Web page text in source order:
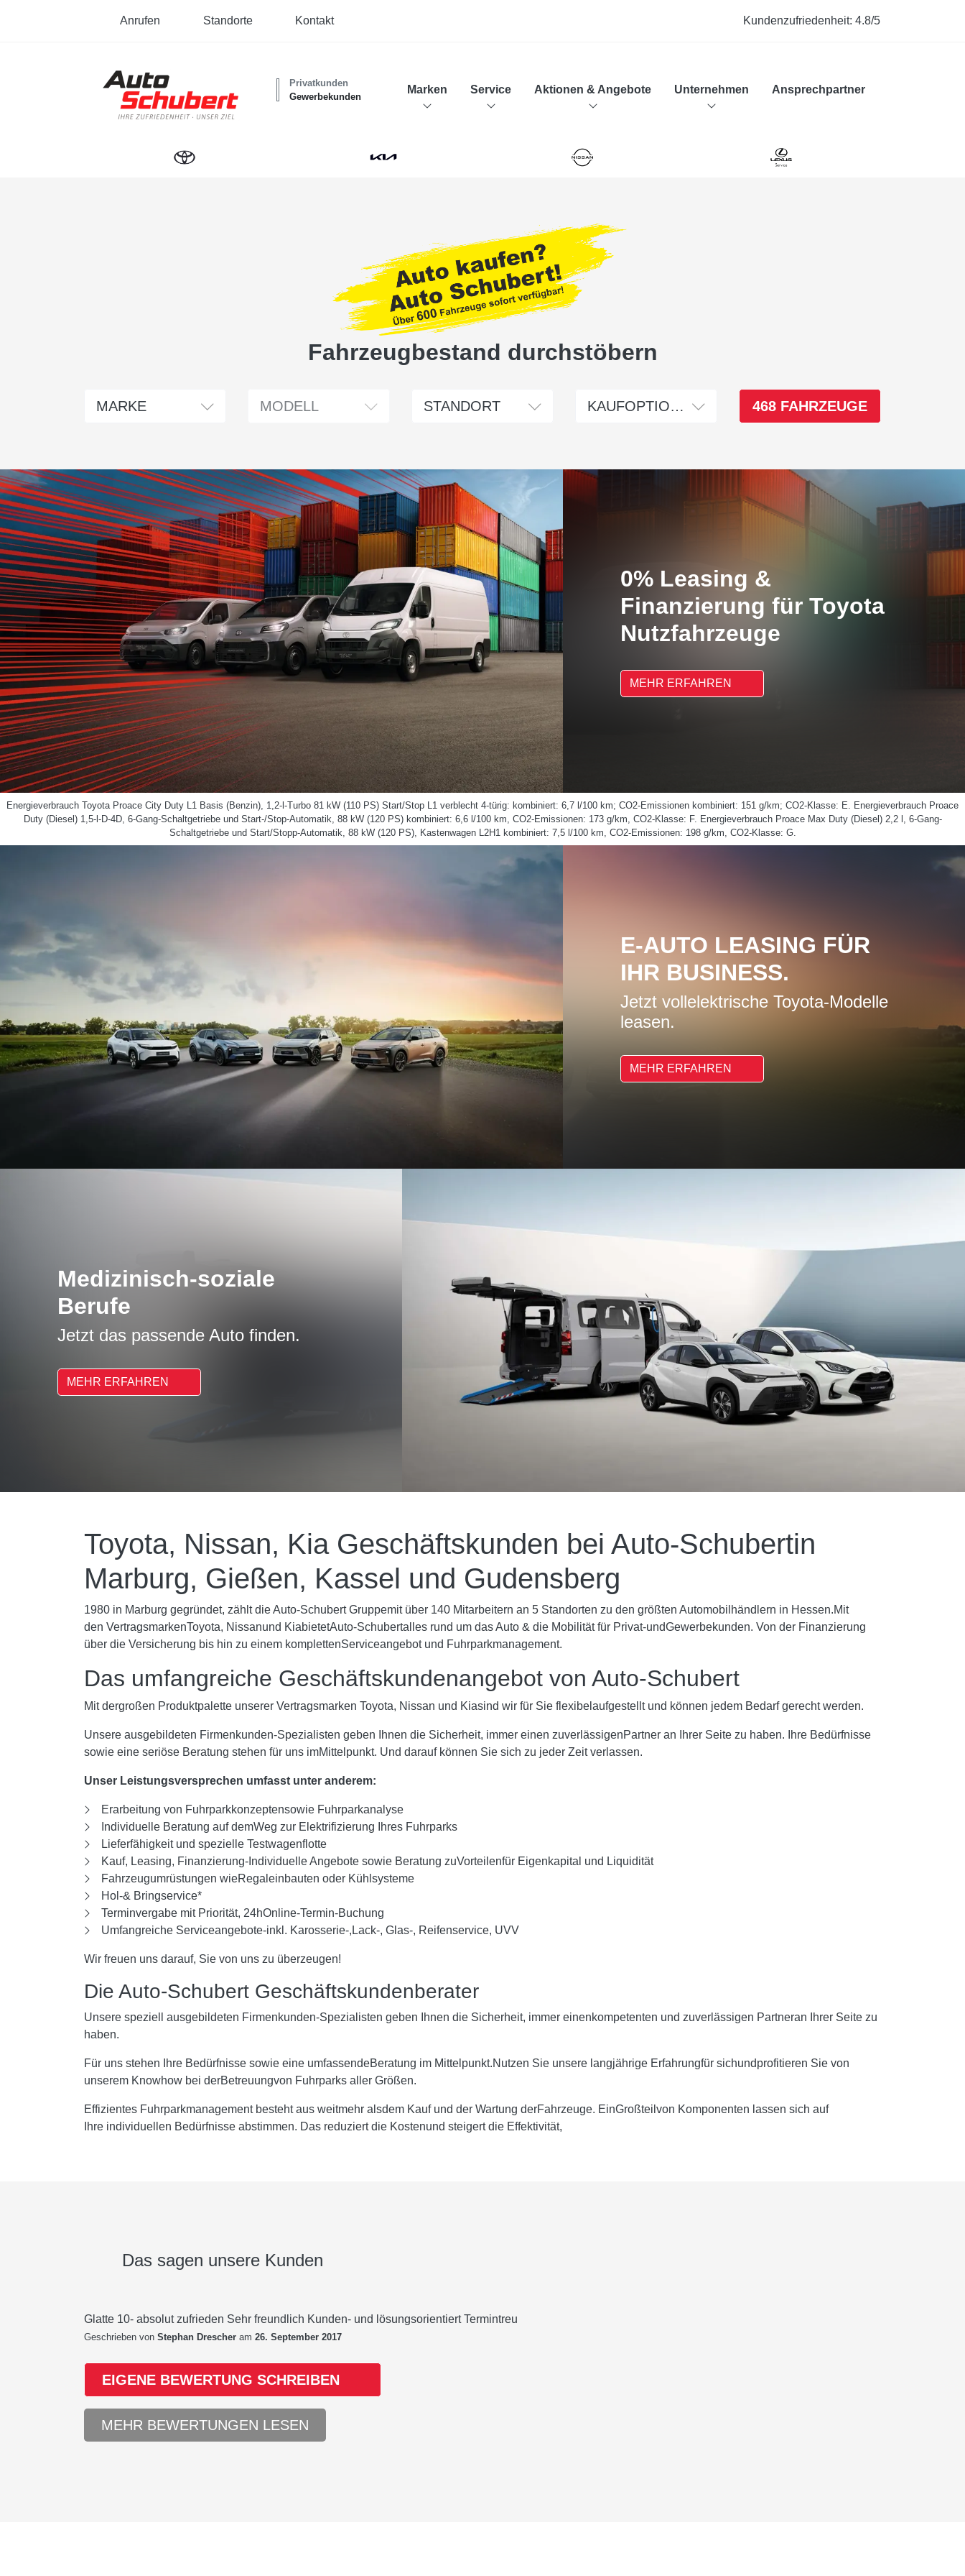
Anrufen Standorte Kontakt Kundenzufriedenheit: 4.8/5
Privatkunden
Gewerbekunden
Marken Service Aktionen & Angebote Unternehmen Ansprechpartner
Fahrzeugbestand durchstöbern
MARKE MODELL STANDORT KAUFOPTIONEN 468 FAHRZEUGE
0% Leasing &
Finanzierung für Toyota
Nutzfahrzeuge
MEHR ERFAHREN
Energieverbrauch Toyota Proace City Duty L1 Basis (Benzin), 1,2-l-Turbo 81 kW (110 PS) Start/Stop L1 verblecht 4-türig: kombiniert: 6,7 l/100 km; CO2-Emissionen kombiniert: 151 g/km; CO2-Klasse: E. Energieverbrauch Proace
Duty (Diesel) 1,5-l-D-4D, 6-Gang-Schaltgetriebe und Start-/Stop-Automatik, 88 kW (120 PS) kombiniert: 6,6 l/100 km, CO2-Emissionen: 173 g/km, CO2-Klasse: F. Energieverbrauch Proace Max Duty (Diesel) 2,2 l, 6-Gang-
Schaltgetriebe und Start/Stopp-Automatik, 88 kW (120 PS), Kastenwagen L2H1 kombiniert: 7,5 l/100 km, CO2-Emissionen: 198 g/km, CO2-Klasse: G.
E-AUTO LEASING FÜR
IHR BUSINESS.
Jetzt vollelektrische Toyota-Modelle
leasen.
MEHR ERFAHREN
Medizinisch-soziale
Berufe
Jetzt das passende Auto finden.
MEHR ERFAHREN
Toyota, Nissan, Kia Geschäftskunden bei Auto-Schubertin
Marburg, Gießen, Kassel und Gudensberg
1980 in Marburg gegründet, zählt die Auto-Schubert Gruppemit über 140 Mitarbeitern an 5 Standorten zu den größten Automobilhändlern in Hessen.Mit
den VertragsmarkenToyota, Nissanund KiabietetAuto-Schubertalles rund um das Auto & die Mobilität für Privat-undGewerbekunden. Von der Finanzierung
über die Versicherung bis hin zu einem komplettenServiceangebot und Fuhrparkmanagement.
Das umfangreiche Geschäftskundenangebot von Auto-Schubert
Mit dergroßen Produktpalette unserer Vertragsmarken Toyota, Nissan und Kiasind wir für Sie flexibelaufgestellt und können jedem Bedarf gerecht werden.
Unsere ausgebildeten Firmenkunden-Spezialisten geben Ihnen die Sicherheit, immer einen zuverlässigenPartner an Ihrer Seite zu haben. Ihre Bedürfnisse
sowie eine seriöse Beratung stehen für uns imMittelpunkt. Und darauf können Sie sich zu jeder Zeit verlassen.
Unser Leistungsversprechen umfasst unter anderem:
Erarbeitung von Fuhrparkkonzeptensowie Fuhrparkanalyse
Individuelle Beratung auf demWeg zur Elektrifizierung Ihres Fuhrparks
Lieferfähigkeit und spezielle Testwagenflotte
Kauf, Leasing, Finanzierung-Individuelle Angebote sowie Beratung zuVorteilenfür Eigenkapital und Liquidität
Fahrzeugumrüstungen wieRegaleinbauten oder Kühlsysteme
Hol-& Bringservice*
Terminvergabe mit Priorität, 24hOnline-Termin-Buchung
Umfangreiche Serviceangebote-inkl. Karosserie-,Lack-, Glas-, Reifenservice, UVV
Wir freuen uns darauf, Sie von uns zu überzeugen!
Die Auto-Schubert Geschäftskundenberater
Unsere speziell ausgebildeten Firmenkunden-Spezialisten geben Ihnen die Sicherheit, immer einenkompetenten und zuverlässigen Partneran Ihrer Seite zu
haben.
Für uns stehen Ihre Bedürfnisse sowie eine umfassendeBeratung im Mittelpunkt.Nutzen Sie unsere langjährige Erfahrungfür sichundprofitieren Sie von
unserem Knowhow bei derBetreuungvon Fuhrparks aller Größen.
Effizientes Fuhrparkmanagement besteht aus weitmehr alsdem Kauf und der Wartung derFahrzeuge. EinGroßteilvon Komponenten lassen sich auf
Ihre individuellen Bedürfnisse abstimmen. Das reduziert die Kostenund steigert die Effektivität,
Das sagen unsere Kunden
Glatte 10- absolut zufrieden Sehr freundlich Kunden- und lösungsorientiert Termintreu
Geschrieben von Stephan Drescher am 26. September 2017
EIGENE BEWERTUNG SCHREIBEN
MEHR BEWERTUNGEN LESEN